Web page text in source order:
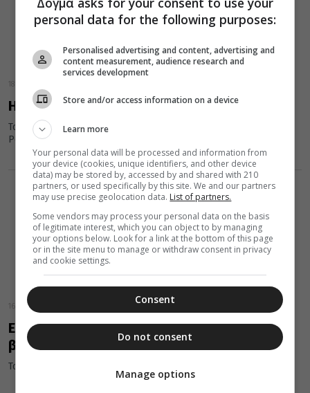
18 Μαΐου 2025
H σιωπή είναι Χριστός
Του Αρχιμ. Νεκτάριου Πόκκια, Ηγούμενου της Ι. Μονής Θάρρι
Ρόδου
16 Μαΐου 2025
Εκεί που δεν περιμένουμε, έρχεται η άνωθεν
βοήθεια!
Του Αρχιμ. Νεκτάριου Πόκκια, Ηγούμενου Ι. Μονής Θάρρι Ρόδου
personal data for the following purposes:
Personalised advertising and content, advertising and
content measurement, audience research and
services development
Store and/or access information on a device
Learn more
Your personal data will be processed and information from
your device (cookies, unique identifiers, and other device
data) may be stored by, accessed by and shared with 210
partners, or used specifically by this site. We and our partners
may use precise geolocation data. List of partners.
Some vendors may process your personal data on the basis
of legitimate interest, which you can object to by managing
your options below. Look for a link at the bottom of this page
or in the site menu to manage or withdraw consent in privacy
and cookie settings.
Consent
Do not consent
Manage options